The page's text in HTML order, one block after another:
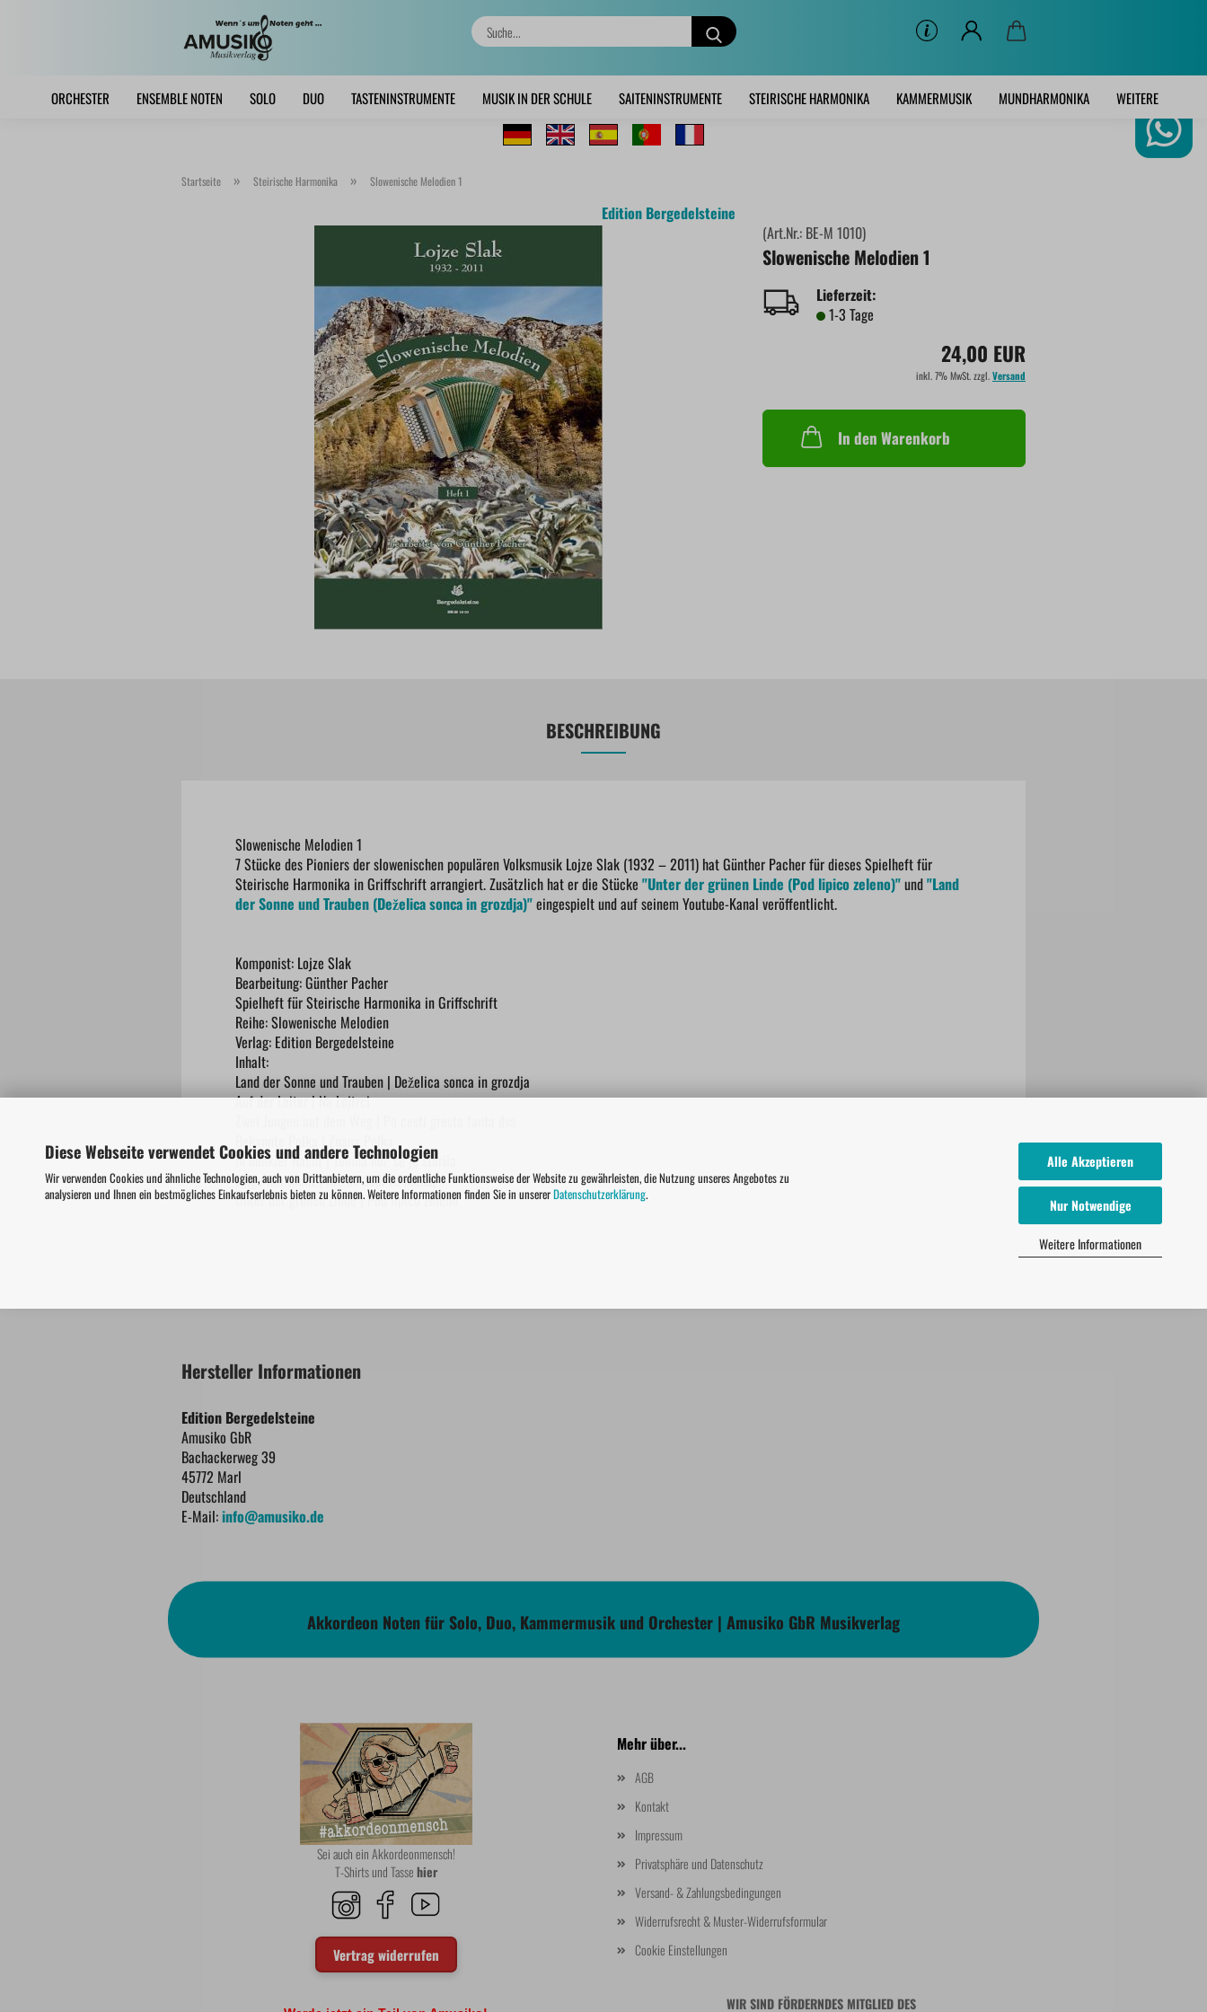
Diese Webseite verwendet Cookies und andere Technologien
Wir verwenden Cookies und ähnliche Technologien, auch von Drittanbietern, um die ordentliche Funktionsweise der Website zu gewährleisten, die Nutzung unseres Angebotes zu
analysieren und Ihnen ein bestmögliches Einkaufserlebnis bieten zu können. Weitere Informationen finden Sie in unsererDatenschutzerklärung.
Alle Akzeptieren
Nur Notwendige
Weitere Informationen
Suche...
ORCHESTER ENSEMBLE NOTEN SOLO DUO TASTENINSTRUMENTE MUSIK IN DER SCHULE SAITENINSTRUMENTE STEIRISCHE HARMONIKA KAMMERMUSIK MUNDHARMONIKA WEITERE
Startseite » Steirische Harmonika » Slowenische Melodien 1
Edition Bergedelsteine
(Art.Nr.: BE-M 1010)
Slowenische Melodien 1
Lieferzeit:
1-3 Tage
24,00 EUR
inkl. 7% MwSt. zzgl.Versand
In den Warenkorb
BESCHREIBUNG
Slowenische Melodien 1
7 Stücke des Pioniers der slowenischen populären Volksmusik Lojze Slak (1932 – 2011) hat Günther Pacher für dieses Spielheft für
Steirische Harmonika in Griffschrift arrangiert. Zusätzlich hat er die Stücke "Unter der grünen Linde (Pod lipico zeleno)"und"Land
der Sonne und Trauben (Deželica sonca in grozdja)"eingespielt und auf seinem Youtube-Kanal veröffentlicht.
Komponist: Lojze Slak
Bearbeitung: Günther Pacher
Spielheft für Steirische Harmonika in Griffschrift
Reihe: Slowenische Melodien
Verlag: Edition Bergedelsteine
Inhalt:
Land der Sonne und Trauben | Deželica sonca in grozdja
Auf der Leiter | Na Lojtrci
Bekannte Polka | Znana Polka
In dunkler Nacht | Temna noč se je storila
Folge mir nicht | Nič ne hodi za menoj
Unter der grünen Linde | Pod lipico zeleno
Hersteller Informationen
Edition Bergedelsteine
Amusiko GbR
Bachackerweg 39
45772 Marl
Deutschland
E-Mail:info@amusiko.de
Akkordeon Noten für Solo, Duo, Kammermusik und Orchester | Amusiko GbR Musikverlag
Sei auch ein Akkordeonmensch!
T-Shirts und Tassehier
Vertrag widerrufen
Mehr über...
AGB
Kontakt
Impressum
Privatsphäre und Datenschutz
Versand- & Zahlungsbedingungen
Widerrufsrecht & Muster-Widerrufsformular
Cookie Einstellungen
WIR SIND FÖRDERNDES MITGLIED DES